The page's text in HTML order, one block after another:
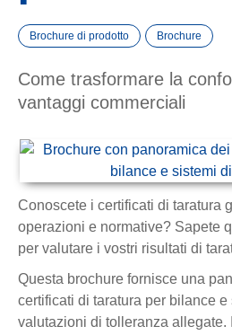
Brochure di prodotto Brochure
Come trasformare la
vantaggi commerciali
Conoscete i certificati di taratura
operazioni e normative? Sapete
per valutare i vostri risultati di
Questa brochure fornisce una
certificati di taratura per bilance
valutazioni di tolleranza allegate.